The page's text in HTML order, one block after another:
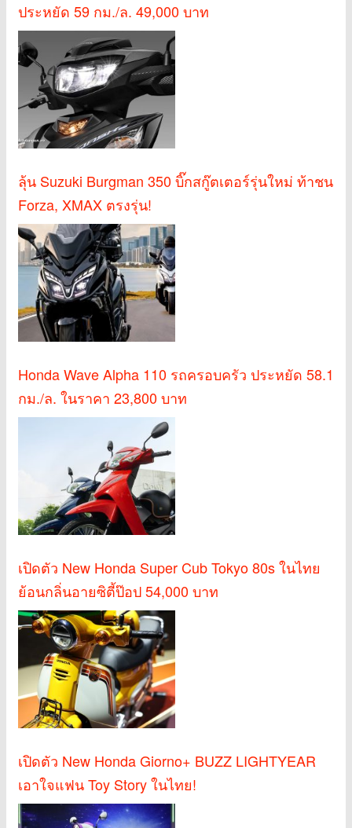
ประหยัด 59 กม./ล. 49,000 บาท
ลุ้น Suzuki Burgman 350 บิ๊กสกู๊ตเตอร์รุ่นใหม่ ท้าชน
Forza, XMAX ตรงรุ่น!
Honda Wave Alpha 110 รถครอบครัว ประหยัด 58.1
กม./ล. ในราคา 23,800 บาท
เปิดตัว New Honda Super Cub Tokyo 80s ในไทย
ย้อนกลิ่นอายซิตี้ป๊อป 54,000 บาท
เปิดตัว New Honda Giorno+ BUZZ LIGHTYEAR
เอาใจแฟน Toy Story ในไทย!